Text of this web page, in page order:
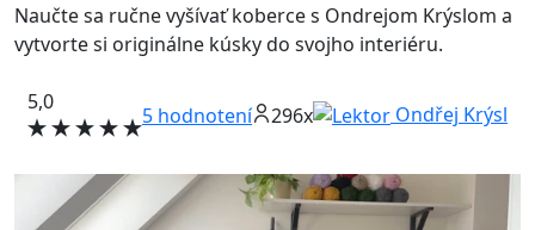
Naučte sa ručne vyšívať koberce s Ondrejom Krýslom a
vytvorte si originálne kúsky do svojho interiéru.
5,0
5 hodnotení 296x Ondřej Krýsl